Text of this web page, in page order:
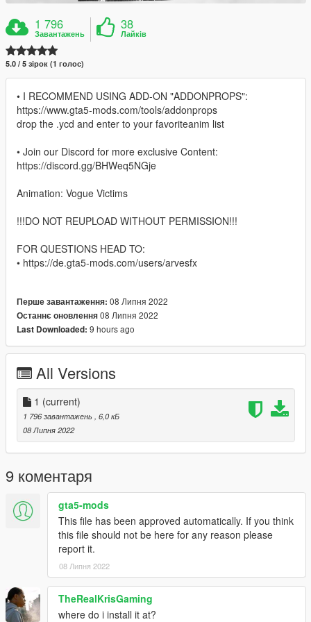
1 796
Завантажень
38
Лайків
5.0 / 5 зірок (1 голос)
• I RECOMMEND USING ADD-ON "ADDONPROPS":
https://www.gta5-mods.com/tools/addonprops
drop the .ycd and enter to your favoriteanim list
• Join our Discord for more exclusive Content:
https://discord.gg/BHWeq5NGje
Animation: Vogue Victims
!!!DO NOT REUPLOAD WITHOUT PERMISSION!!!
FOR QUESTIONS HEAD TO:
• https://de.gta5-mods.com/users/arvesfx
Перше завантаження: 08 Липня 2022
Останнє оновлення08 Липня 2022
Last Downloaded: 9 hours ago
All Versions
1 (current)
1 796 завантажень
, 6,0 кБ
08 Липня 2022
9 коментаря
gta5-mods
This file has been approved automatically. If you think
this file should not be here for any reason please
report it.
08 Липня 2022
TheRealKrisGaming
where do i install it at?